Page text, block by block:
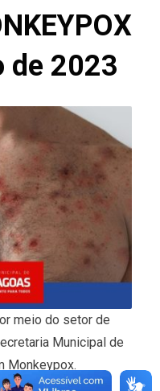
de 2023
meio do setor de
Municipal de
Monkeypox.